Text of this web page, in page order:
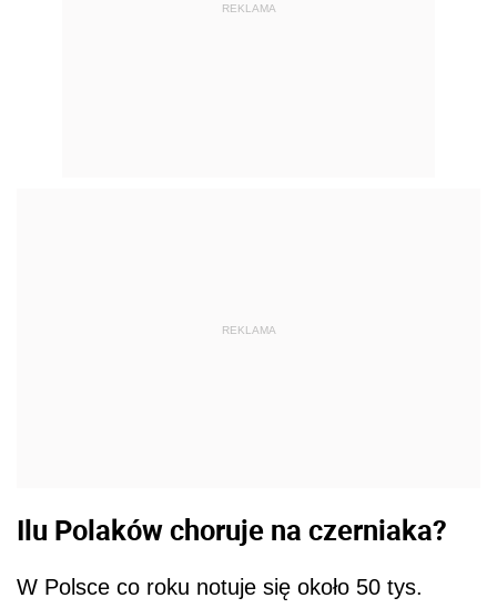
REKLAMA
REKLAMA
Ilu Polaków choruje na czerniaka?
W Polsce co roku notuje się około 50 tys.